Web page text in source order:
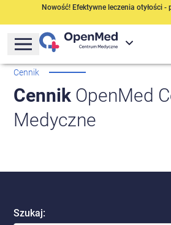
Nowość! Efektywne leczenia otyłości -
Cennik
Cennik OpenMed
Medyczne
Szukaj: